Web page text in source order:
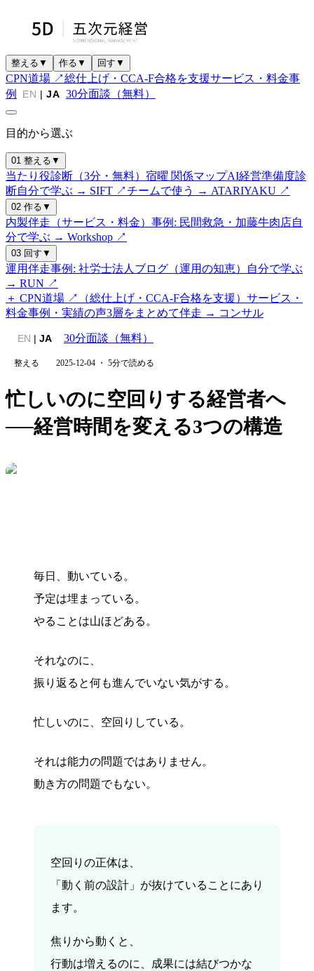
整える ▼ 作る ▼ 回す ▼
CPN道場 ↗総仕上げ・CCA-F合格を支援サービス・料金事
例
EN |JA 30分面談（無料）
目的から選ぶ
01 整える ▼
当たり役診断（3分・無料） 宿曜 関係マップAI経営準備度診
断自分で学ぶ → SIFT ↗チームで使う → ATARIYAKU ↗
02 作る ▼
内製伴走（サービス・料金） 事例: 民間救急・加藤牛肉店自
分で学ぶ → Workshop ↗
03 回す ▼
運用伴走事例: 社労士法人 ブログ（運用の知恵）
自分で学ぶ
→ RUN ↗
＋ CPN道場 ↗（総仕上げ・CCA-F合格を支援） サービス・
料金事例・実績の声3層をまとめて伴走 → コンサル
EN | JA 30分面談（無料）
整える 2025-12-04 ・ 5分で読める
忙しいのに空回りする経営者へ
──経営時間を変える3つの構造
毎日、動いている。
予定は埋まっている。
やることは山ほどある。
それなのに、
振り返ると何も進んでいない気がする。
忙しいのに、空回りしている。
それは能力の問題ではありません。
動き方の問題でもない。
空回りの正体は、
「動く前の設計」が抜けていることにあり
ます。
焦りから動くと、
行動は増えるのに、成果には結びつかな